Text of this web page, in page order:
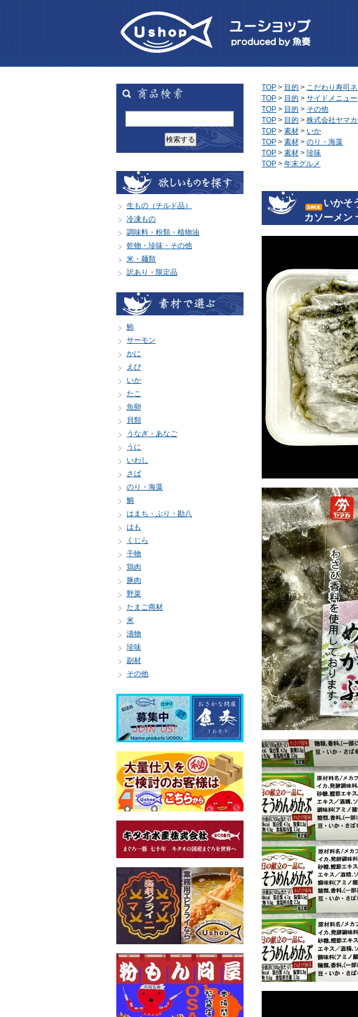
生もの（チルド品）
冷凍もの
調味料・粉類・植物油
乾物・珍味・その他
米・麺類
訳あり・限定品
鮪
サーモン
かに
えび
いか
たこ
魚卵
貝類
うなぎ・あなご
うに
いわし
さば
のり・海藻
鯛
はまち・ぶり・勘八
はも
くじら
干物
鶏肉
豚肉
野菜
たまご商材
米
漬物
珍味
副材
その他
TOP > 目的 > こだわり寿司ネ
TOP > 目的 > サイドメニュー
TOP > 目的 > その他
TOP > 目的 > 株式会社ヤマ
TOP > 素材 > いか
TOP > 素材 > のり・海藻
TOP > 素材 > 珍味
TOP > 年末グルメ
いかそ
カソーメン